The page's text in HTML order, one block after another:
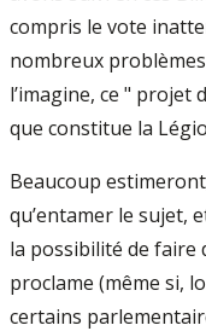
compris le vote
nombreux
l’imagine, ce " projet
que constitue la
Beaucoup
qu’entamer le sujet,
la possibilité de faire
proclame (même si,
certains